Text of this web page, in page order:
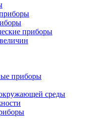
приборы
приборы
среды